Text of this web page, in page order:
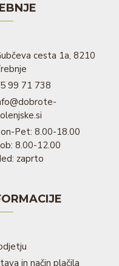
cesta 1a, 8210
99 71 738
Pet: 8.00-18.00
8.00-12.00
zaprto
in način plačila